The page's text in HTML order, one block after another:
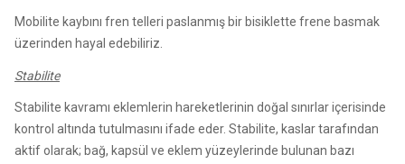
Mobilite kaybını fren telleri paslanmış bir bisiklette frene basmak
üzerinden hayal edebiliriz.
Stabilite
Stabilite kavramı eklemlerin hareketlerinin doğal sınırlar içerisinde
kontrol altında tutulmasını ifade eder. Stabilite, kaslar tarafından
aktif olarak; bağ, kapsül ve eklem yüzeylerinde bulunan bazı